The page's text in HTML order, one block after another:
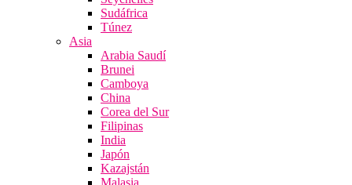
Sudáfrica
Túnez
Asia
Arabia Saudí
Brunei
Camboya
China
Corea del Sur
Filipinas
India
Japón
Kazajstán
Malasia